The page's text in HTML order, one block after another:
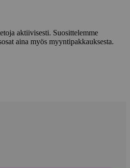
aktiivisesti. Suosittelemme
aina myös myyntipakkauksesta.